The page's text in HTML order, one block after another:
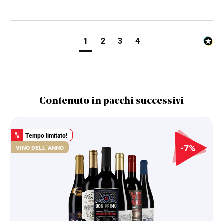
1 2 3 4
Contenuto in pacchi successivi
%
Tempo limitato!
VINO DELL´ANNO
-7%